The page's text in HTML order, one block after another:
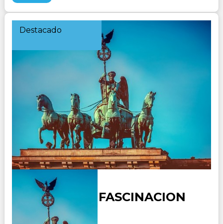
Destacado
ALEMANIA - FASCINACION